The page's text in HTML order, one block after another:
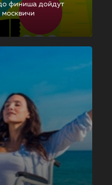
финиша дойдут
москвичи